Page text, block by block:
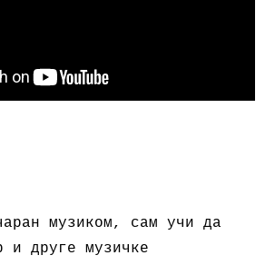
музиком, сам учи да
и друге музичке